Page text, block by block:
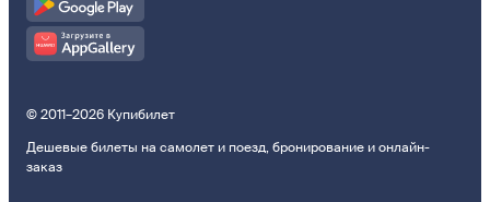
© 2011–2026 Купибилет
Дешевые билеты на самолет и поезд, бронирование и онлайн-
заказ